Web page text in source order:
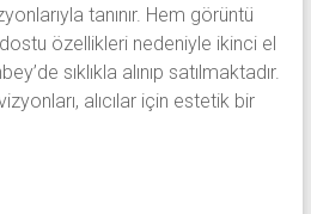
tanınır. Hem görüntü
özellikleri nedeniyle ikinci el
sıklıkla alınıp satılmaktadır.
alıcılar için estetik bir